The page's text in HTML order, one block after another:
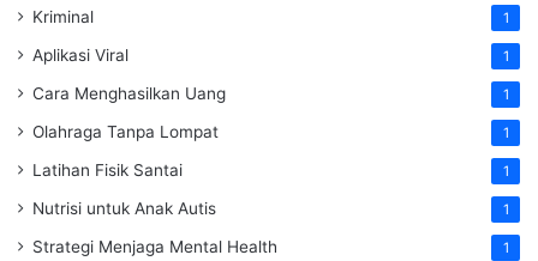
Kriminal 1
Aplikasi Viral 1
Cara Menghasilkan Uang 1
Olahraga Tanpa Lompat 1
Latihan Fisik Santai 1
Nutrisi untuk Anak Autis 1
Strategi Menjaga Mental Health 1